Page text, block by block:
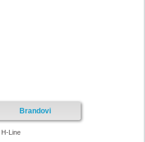
Brandovi
H-Line